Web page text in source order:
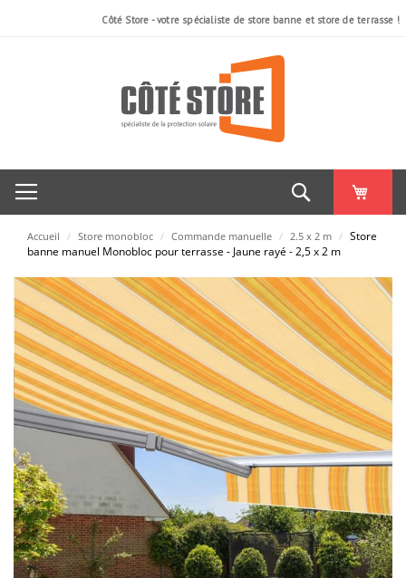
Côté Store - votre spécialiste de store banne et store de terrasse !
Rechercher
Accueil / Store monobloc / Commande manuelle / 2.5 x 2 m / Store
banne manuel Monobloc pour terrasse - Jaune rayé - 2,5 x 2 m
Skip
to
the
end
of
the
images
gallery